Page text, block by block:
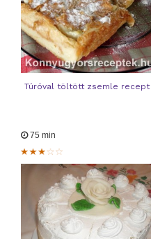
Túróval töltött zsemle recept
75 min